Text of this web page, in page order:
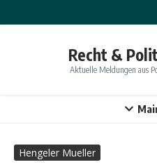
Recht &
Aktuelle Meldungen aus
Hengeler Mueller